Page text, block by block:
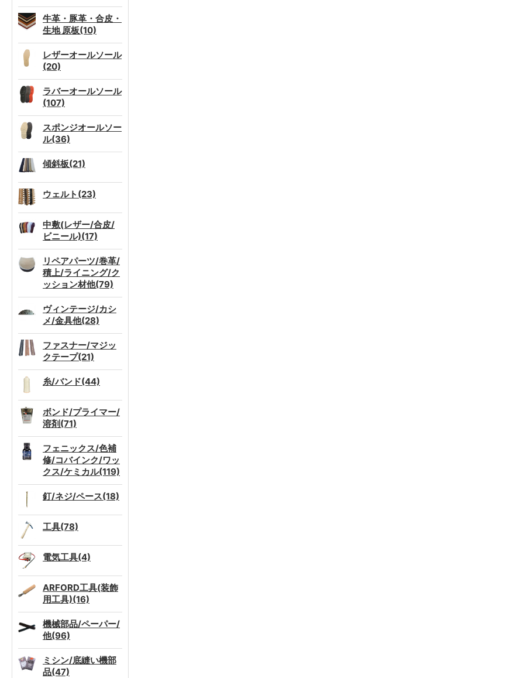
牛革・豚革・合皮・
生地 原板(10)
レザーオールソール
(20)
ラバーオールソール
(107)
スポンジオールソー
ル(36)
傾斜板(21)
ウェルト(23)
中敷(レザー/合皮/
ビニール)(17)
リペアパーツ/巻革/
積上/ライニング/ク
ッション材他(79)
ヴィンテージ/カシ
メ/金具他(28)
ファスナー/マジッ
クテープ(21)
糸/バンド(44)
ボンド/プライマー/
溶剤(71)
フェニックス/色補
修/コバインク/ワッ
クス/ケミカル(119)
釘/ネジ/ペース(18)
工具(78)
電気工具(4)
ARFORD工具(装飾
用工具)(16)
機械部品/ペーパー/
他(96)
ミシン/底縫い機部
品(47)